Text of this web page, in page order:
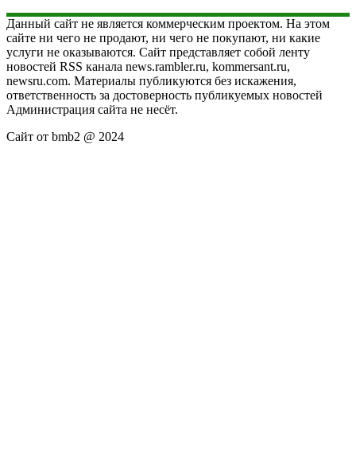
Данный сайт не является коммерческим проектом. На этом
сайте ни чего не продают, ни чего не покупают, ни какие
услуги не оказываются. Сайт представляет собой ленту
новостей RSS канала news.rambler.ru, kommersant.ru,
newsru.com. Материалы публикуются без искажения,
ответственность за достоверность публикуемых новостей
Администрация сайта не несёт.
Сайт от bmb2 @ 2024